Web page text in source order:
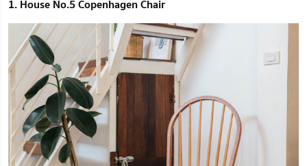
1. House No.5 Copenhagen Chair